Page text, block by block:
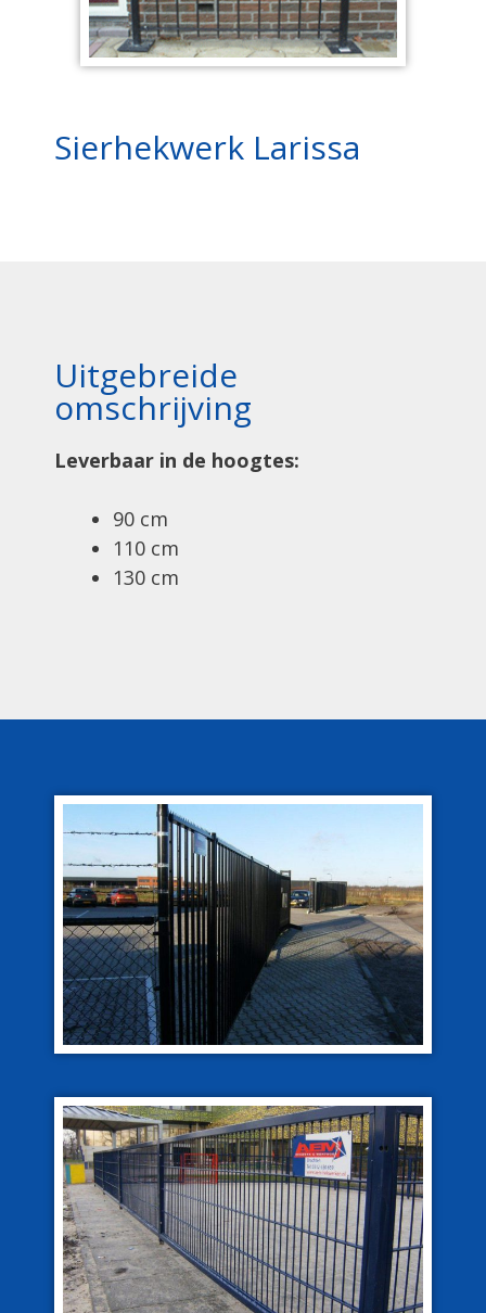
Sierhekwerk Larissa
Uitgebreide
omschrijving
Leverbaar in de hoogtes:
90 cm
110 cm
130 cm